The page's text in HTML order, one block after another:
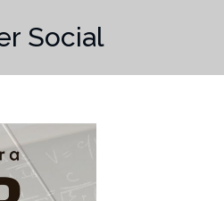
Social